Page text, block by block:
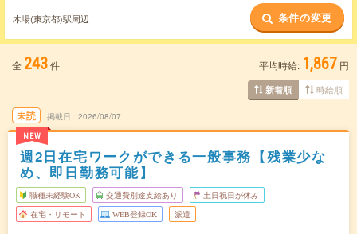
また、東京駅・有楽町駅
など近隣駅のお仕事も
ご確認いただけます。
木場(東京都)駅周辺 条件の変更
全 243件 平均時給: 1,867 円
新着順 時給順
未読
NEW
掲載日 2026/08/07
週2日在宅ワークができる一般事務【残業少な
め、即日勤務可能】
職種未経験OK 交通費別途支給あり 土日祝日が休み
在宅・リモート WEB登録OK 派遣